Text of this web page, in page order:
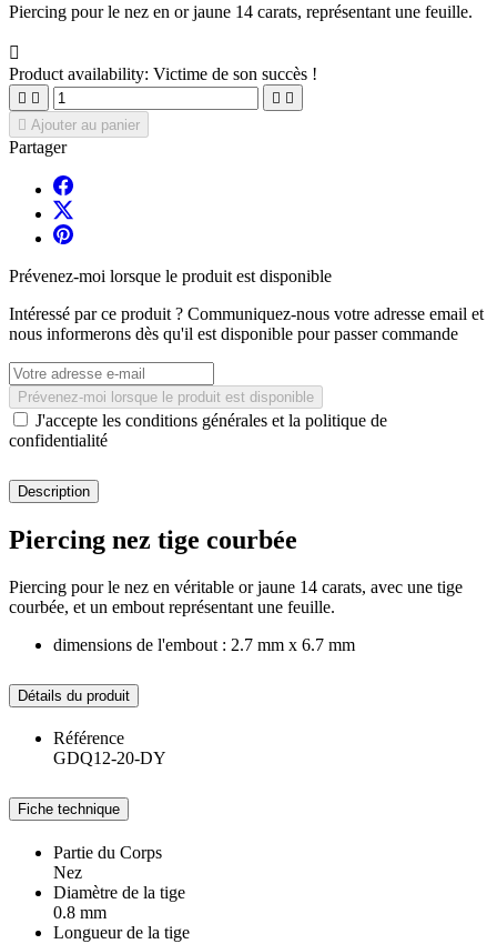
Piercing pour le nez en or jaune 14 carats, représentant une feuille.

Product availability: Victime de son succès !
   
 Ajouter au panier
Partager
Prévenez-moi lorsque le produit est disponible
Intéressé par ce produit ? Communiquez-nous votre adresse email et
nous informerons dès qu'il est disponible pour passer commande
Prévenez-moi lorsque le produit est disponible
J'accepte les conditions générales et la politique de
confidentialité
Description
Piercing nez tige courbée
Piercing pour le nez en véritable or jaune 14 carats, avec une tige
courbée, et un embout représentant une feuille.
dimensions de l'embout : 2.7 mm x 6.7 mm
Détails du produit
Référence
GDQ12-20-DY
Fiche technique
Partie du Corps
Nez
Diamètre de la tige
0.8 mm
Longueur de la tige